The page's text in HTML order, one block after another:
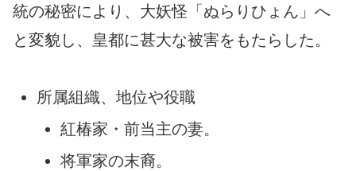
統の秘密により、大妖怪「ぬらりひょん」へ
と変貌し、皇都に甚大な被害をもたらした。
所属組織、地位や役職
紅椿家・前当主の妻。
将軍家の末裔。